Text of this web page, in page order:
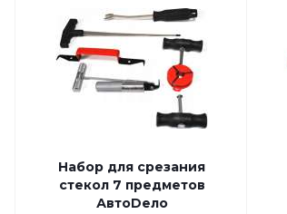
Набор для срезания
стекол 7 предметов
АвтоDело